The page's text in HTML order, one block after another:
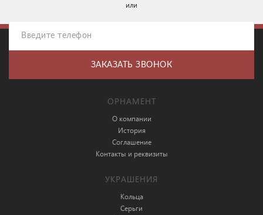
или
ОРНАМЕНТ
О компании
История
Соглашение
Контакты и реквизиты
УКРАШЕНИЯ
Кольца
Серьги